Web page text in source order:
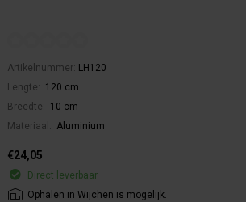
Artikelnummer: LH120
Lengte:
120 cm
Breedte:
10 cm
Materiaal:
Aluminium
€24,05
Direct leverbaar
Ophalen in Wijchen is mogelijk.